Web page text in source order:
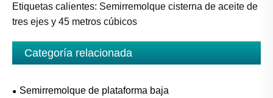
Etiquetas calientes: Semirremolque cisterna de aceite de
tres ejes y 45 metros cúbicos
Categoría relacionada
Semirremolque de plataforma baja